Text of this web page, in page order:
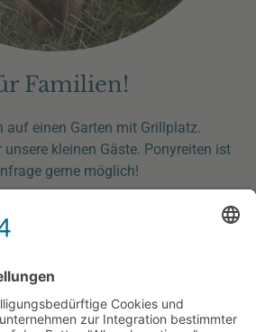
Familien!
auf einen Garten mit Grillplatz.
kleinen Gäste. Ponyreiten ist
gerne möglich!